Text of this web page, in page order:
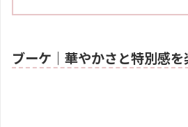
ブーケ｜華やかさと特別感